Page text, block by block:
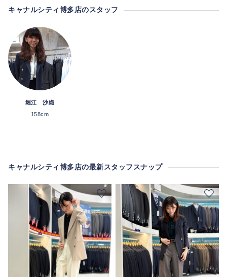
キャナルシティ博多店のスタッフ
堀江 沙織
158cm
キャナルシティ博多店の最新スタッフスナップ